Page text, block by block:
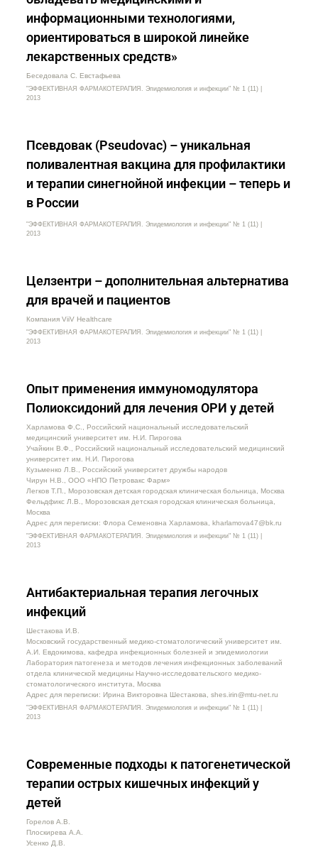
информационными технологиями,
ориентироваться в широкой линейке
лекарственных средств»
Беседовала С. Евстафьева
"ЭФФЕКТИВНАЯ ФАРМАКОТЕРАПИЯ. Эпидемиология и инфекции" № 1 (11) |
2013
Псевдовак (Pseudovac) – уникальная
поливалентная вакцина для профилактики
и терапии синегнойной инфекции – теперь и
в России
"ЭФФЕКТИВНАЯ ФАРМАКОТЕРАПИЯ. Эпидемиология и инфекции" № 1 (11) |
2013
Целзентри – дополнительная альтернатива
для врачей и пациентов
Компания ViiV Healthcare
"ЭФФЕКТИВНАЯ ФАРМАКОТЕРАПИЯ. Эпидемиология и инфекции" № 1 (11) |
2013
Опыт применения иммуномодулятора
Полиоксидоний для лечения ОРИ у детей
Харламова Ф.С., Российский национальный исследовательский
медицинский университет им. Н.И. Пирогова
Учайкин В.Ф., Российский национальный исследовательский медицинский
университет им. Н.И. Пирогова
Кузьменко Л.В., Российский университет дружбы народов
Чирун Н.В., ООО «НПО Петровакс Фарм»
Легков Т.П., Морозовская детская городская клиническая больница, Москва
Фельдфикс Л.В., Морозовская детская городская клиническая больница,
Москва
Адрес для переписки: Флора Семеновна Харламова, kharlamova47@bk.ru
"ЭФФЕКТИВНАЯ ФАРМАКОТЕРАПИЯ. Эпидемиология и инфекции" № 1 (11) |
2013
Антибактериальная терапия легочных
инфекций
Шестакова И.В.
Московский государственный медико-стоматологический университет им.
А.И. Евдокимова, кафедра инфекционных болезней и эпидемиологии
Лаборатория патогенеза и методов лечения инфекционных заболеваний
отдела клинической медицины Научно-исследовательского медико-
стоматологического института, Москва
Адрес для переписки: Ирина Викторовна Шестакова, shes.irin@mtu-net.ru
"ЭФФЕКТИВНАЯ ФАРМАКОТЕРАПИЯ. Эпидемиология и инфекции" № 1 (11) |
2013
Современные подходы к патогенетической
терапии острых кишечных инфекций у
детей
Горелов А.В.
Плоскирева А.А.
Усенко Д.В.